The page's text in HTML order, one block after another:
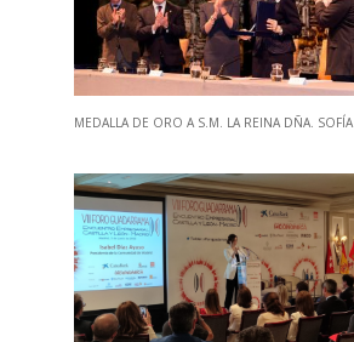
MEDALLA DE ORO A S.M. LA REINA DÑA. SOFÍA